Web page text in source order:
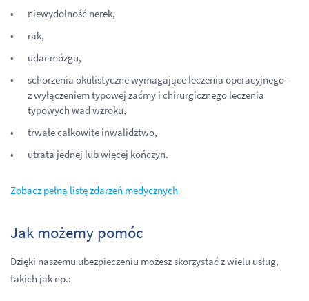
niewydolność nerek,
rak,
udar mózgu,
schorzenia okulistyczne wymagające leczenia operacyjnego –
z wyłączeniem typowej zaćmy i chirurgicznego leczenia
typowych wad wzroku,
trwałe całkowite inwalidztwo,
utrata jednej lub więcej kończyn.
Zobacz pełną listę zdarzeń medycznych
Jak możemy pomóc
Dzięki naszemu ubezpieczeniu możesz skorzystać z wielu usług,
takich jak np.: